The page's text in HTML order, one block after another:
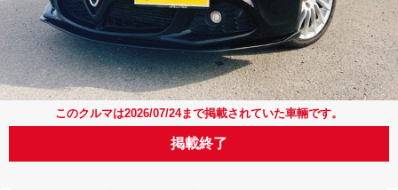
このクルマは2026/07/24まで掲載されていた車輛です。
掲載終了